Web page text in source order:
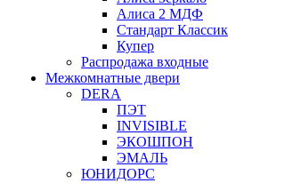
Алиса 2 МДФ
Стандарт Классик
Купер
Распродажа входные
Межкомнатные двери
DERA
ПЭТ
INVISIBLE
ЭКОШПОН
ЭМАЛЬ
ЮНИДОРС